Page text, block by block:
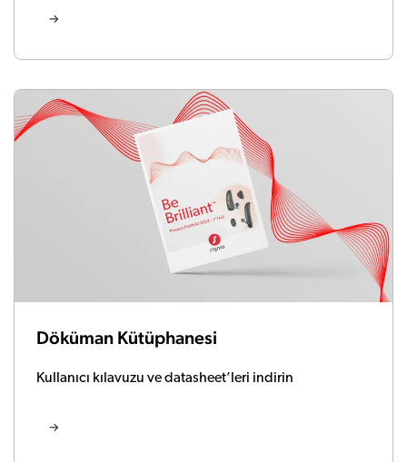
Döküman Kütüphanesi
Kullanıcı kılavuzu ve datasheet’leri indirin